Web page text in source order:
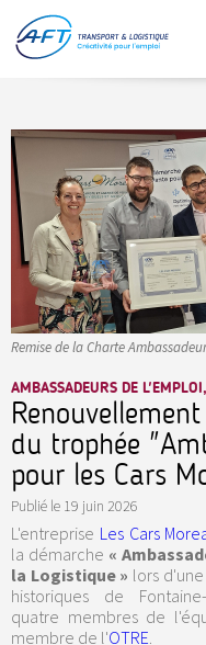
contenu
principal
Remise de la Charte
AMBASSADEURS DE
du trophée
pour les Cars
Publié le 19 juin 2026
L'entreprise Les Cars
la démarche «
la Logistique » lors
historiques de
quatre membres de
membre de l'OTRE.